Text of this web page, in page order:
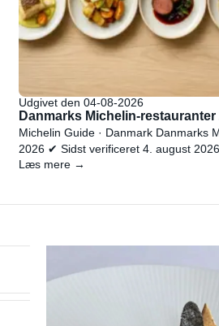
Udgivet den 04-08-2026
Danmarks Michelin-restauranter
Michelin Guide · Danmark Danmarks
2026 ✔ Sidst verificeret 4. august 2026
Læs mere →